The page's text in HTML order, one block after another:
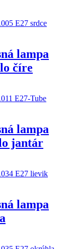
lampa
číre
lampa
jantár
lampa